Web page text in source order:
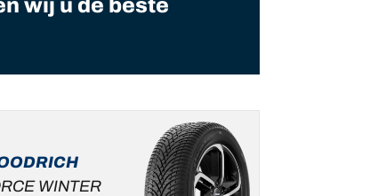
wij u de beste
WINTER